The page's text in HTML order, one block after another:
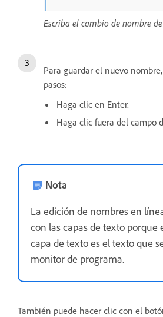
Escriba el cambio de nombre
Para guardar el nuevo
pasos:
Haga clic en Enter.
Haga clic fuera del campo
Nota
La edición de nombres en
con las capas de texto porque
capa de texto es el texto que
monitor de programa.
También puede hacer clic con el